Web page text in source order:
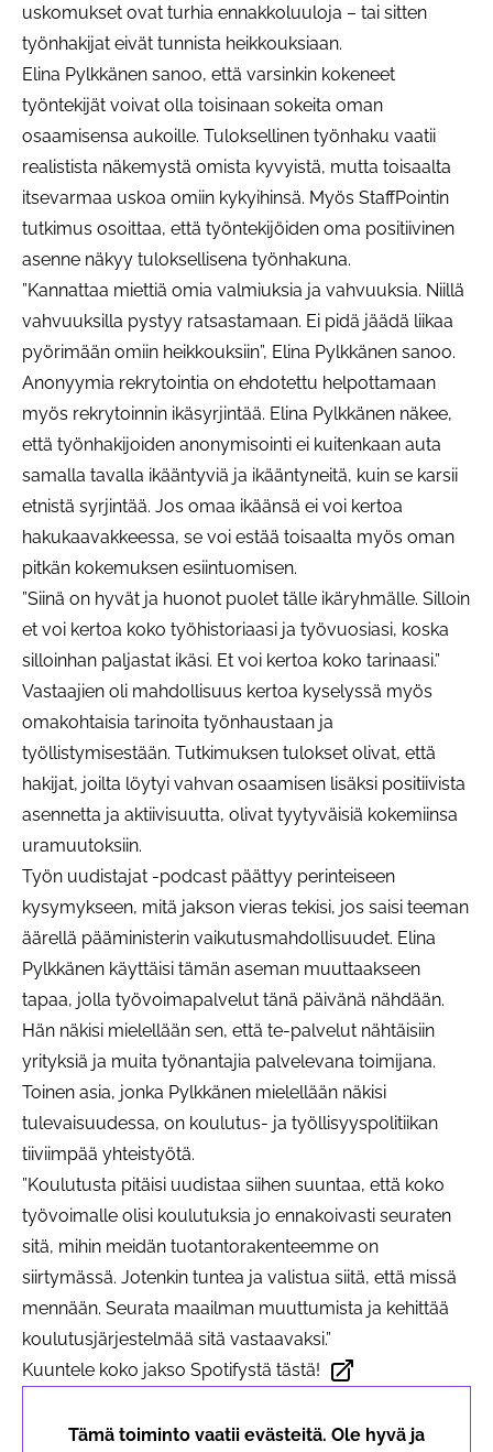
uskomukset ovat turhia ennakkoluuloja – tai sitten
työnhakijat eivät tunnista heikkouksiaan.
Elina Pylkkänen sanoo, että varsinkin kokeneet
työntekijät voivat olla toisinaan sokeita oman
osaamisensa aukoille. Tuloksellinen työnhaku vaatii
realistista näkemystä omista kyvyistä, mutta toisaalta
itsevarmaa uskoa omiin kykyihinsä. Myös StaffPointin
tutkimus osoittaa, että työntekijöiden oma positiivinen
asenne näkyy tuloksellisena työnhakuna.
”Kannattaa miettiä omia valmiuksia ja vahvuuksia. Niillä
vahvuuksilla pystyy ratsastamaan. Ei pidä jäädä liikaa
pyörimään omiin heikkouksiin”, Elina Pylkkänen sanoo.
Anonyymia rekrytointia on ehdotettu helpottamaan
myös rekrytoinnin ikäsyrjintää. Elina Pylkkänen näkee,
että työnhakijoiden anonymisointi ei kuitenkaan auta
samalla tavalla ikääntyviä ja ikääntyneitä, kuin se karsii
etnistä syrjintää. Jos omaa ikäänsä ei voi kertoa
hakukaavakkeessa, se voi estää toisaalta myös oman
pitkän kokemuksen esiintuomisen.
”Siinä on hyvät ja huonot puolet tälle ikäryhmälle. Silloin
et voi kertoa koko työhistoriaasi ja työvuosiasi, koska
silloinhan paljastat ikäsi. Et voi kertoa koko tarinaasi.”
Vastaajien oli mahdollisuus kertoa kyselyssä myös
omakohtaisia tarinoita työnhaustaan ja
työllistymisestään. Tutkimuksen tulokset olivat, että
hakijat, joilta löytyi vahvan osaamisen lisäksi positiivista
asennetta ja aktiivisuutta, olivat tyytyväisiä kokemiinsa
uramuutoksiin.
Työn uudistajat -podcast päättyy perinteiseen
kysymykseen, mitä jakson vieras tekisi, jos saisi teeman
äärellä pääministerin vaikutusmahdollisuudet. Elina
Pylkkänen käyttäisi tämän aseman muuttaakseen
tapaa, jolla työvoimapalvelut tänä päivänä nähdään.
Hän näkisi mielellään sen, että te-palvelut nähtäisiin
yrityksiä ja muita työnantajia palvelevana toimijana.
Toinen asia, jonka Pylkkänen mielellään näkisi
tulevaisuudessa, on koulutus- ja työllisyyspolitiikan
tiiviimpää yhteistyötä.
”Koulutusta pitäisi uudistaa siihen suuntaa, että koko
työvoimalle olisi koulutuksia jo ennakoivasti seuraten
sitä, mihin meidän tuotantorakenteemme on
siirtymässä. Jotenkin tuntea ja valistua siitä, että missä
mennään. Seurata maailman muuttumista ja kehittää
koulutusjärjestelmää sitä vastaavaksi.”
Kuuntele koko jakso Spotifystä tästä!
Avautuu uudessa
Tämä toiminto vaatii evästeitä. Ole hyvä ja